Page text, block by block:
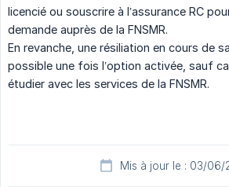
licencié ou souscrire à l’assurance RC
demande auprès de la FNSMR.
En revanche, une résiliation en cours de
possible une fois l’option activée, sauf
étudier avec les services de la FNSMR.
Mis à jour le : 03/06/